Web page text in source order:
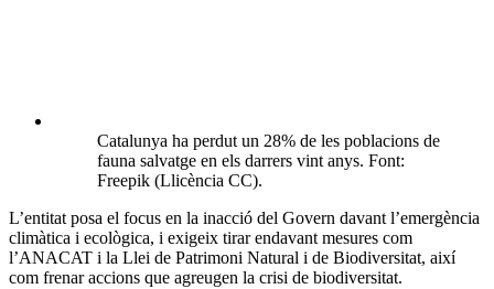
Catalunya ha perdut un 28% de les poblacions de
fauna salvatge en els darrers vint anys. Font:
Freepik (Llicència CC).
L’entitat posa el focus en la inacció del Govern davant l’emergència
climàtica i ecològica, i exigeix tirar endavant mesures com
l’ANACAT i la Llei de Patrimoni Natural i de Biodiversitat, així
com frenar accions que agreugen la crisi de biodiversitat.